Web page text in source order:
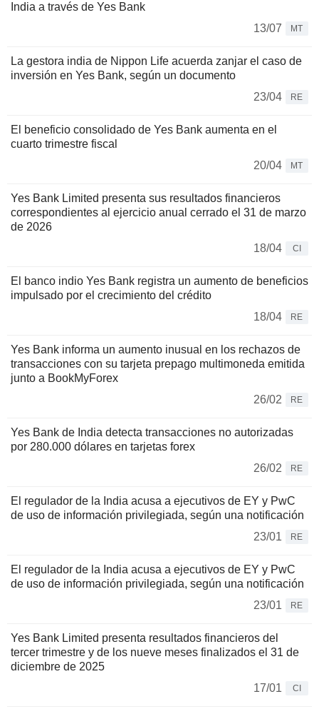
India a través de Yes Bank
13/07
MT
La gestora india de Nippon Life acuerda zanjar el caso de
inversión en Yes Bank, según un documento
23/04
RE
El beneficio consolidado de Yes Bank aumenta en el
cuarto trimestre fiscal
20/04
MT
Yes Bank Limited presenta sus resultados financieros
correspondientes al ejercicio anual cerrado el 31 de marzo
de 2026
18/04
CI
El banco indio Yes Bank registra un aumento de beneficios
impulsado por el crecimiento del crédito
18/04
RE
Yes Bank informa un aumento inusual en los rechazos de
transacciones con su tarjeta prepago multimoneda emitida
junto a BookMyForex
26/02
RE
Yes Bank de India detecta transacciones no autorizadas
por 280.000 dólares en tarjetas forex
26/02
RE
El regulador de la India acusa a ejecutivos de EY y PwC
de uso de información privilegiada, según una notificación
23/01
RE
El regulador de la India acusa a ejecutivos de EY y PwC
de uso de información privilegiada, según una notificación
23/01
RE
Yes Bank Limited presenta resultados financieros del
tercer trimestre y de los nueve meses finalizados el 31 de
diciembre de 2025
17/01
CI